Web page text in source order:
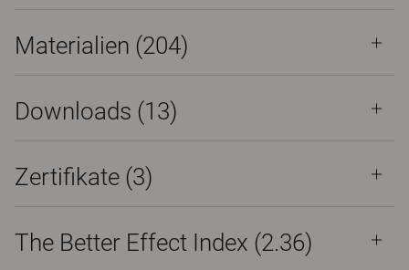
Materialien (204)
Downloads (13)
Zertifikate (3)
The Better Effect Index (2.36)